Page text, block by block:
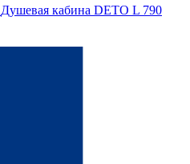
Душевая кабина DETO L 790